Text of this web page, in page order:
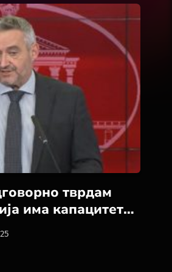
АвтоКлуб
Балкан
Миленици
тврдам
има капацитет
понатамошниот
на